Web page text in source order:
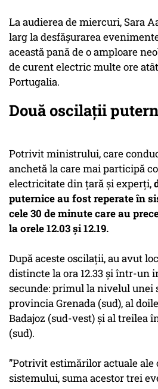
La audierea de miercuri, Sara
larg la desfăşurarea
această pană de o amploare
de curent electric multe ore
Portugalia.
Două oscilații
Potrivit ministrului, care
anchetă la care mai participă
electricitate din ţară şi experţi,
puternice au fost reperate în
cele 30 de minute care au
la orele 12.03 şi 12.19.
După aceste oscilaţii, au avut
distincte la ora 12.33 şi într-un
secunde: primul la nivelul unei
provincia Grenada (sud), al
Badajoz (sud-vest) şi al treilea
(sud).
”Potrivit estimărilor actuale ale
sistemului, suma acestor trei